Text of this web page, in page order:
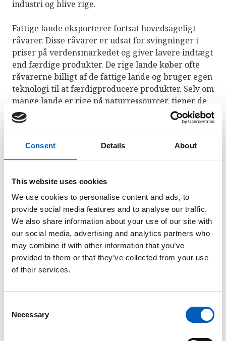
Consent Details About
This website uses cookies
We use cookies to personalise content and ads, to
provide social media features and to analyse our traffic.
We also share information about your use of our site with
our social media, advertising and analytics partners who
may combine it with other information that you’ve
provided to them or that they’ve collected from your use
of their services.
Necessary
industri og blive rige.
Fattige lande eksporterer fortsat hovedsageligt
råvarer. Disse råvarer er udsat for svingninger i
priser på verdensmarkedet og giver lavere indtægt
end færdige produkter. De rige lande køber ofte
råvarerne billigt af de fattige lande og bruger egen
teknologi til at færdigproducere produkter. Selv om
mange lande er rige på naturressourcer, tjener de
derfor lidt på verdenshandelen.
solgt deres varer på det internationale marked på
grund af høje toldsatser eller at rige lande
Afbetaling af gæld hindrer udvikling
I 70’ og 80’erne optog mange fattige lande lån fra
industrialiserede lande og Verdensbanken og Den
Internationale Pengefond (IMF). Denne gæld er en
grundlæggende årsag til fattigdom. Hvert år
skal bruge indtægterne på at betale af på gæld i
stedet for at bruge penge på skole, sundhed og